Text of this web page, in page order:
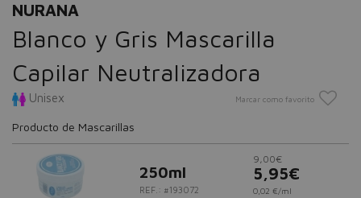
NURANA
Blanco y Gris Mascarilla
Capilar Neutralizadora
Unisex Marcar como favorito
Producto de Mascarillas
250ml
REF.: #193072
9,00€
5,95€
0,02 €/ml